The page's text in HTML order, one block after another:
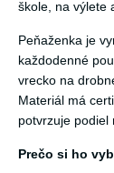
škole, na výlete
Peňaženka je
každodenné
vrecko na
Materiál má
potvrzuje podiel
Prečo si ho